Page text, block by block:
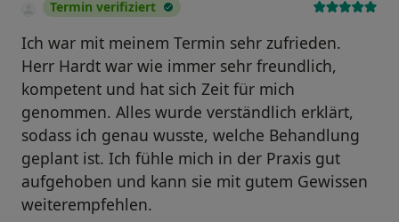
Termin verifiziert
Ich war mit meinem Termin sehr zufrieden.
Herr Hardt war wie immer sehr freundlich,
kompetent und hat sich Zeit für mich
genommen. Alles wurde verständlich erklärt,
sodass ich genau wusste, welche Behandlung
geplant ist. Ich fühle mich in der Praxis gut
aufgehoben und kann sie mit gutem Gewissen
weiterempfehlen.